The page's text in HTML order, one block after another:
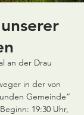
an der Drau
in der von
Gemeinde“
19:30 Uhr,